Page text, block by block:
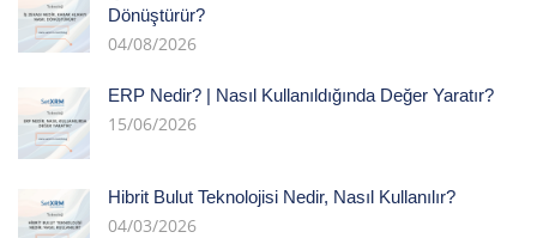
Dönüştürür?
04/08/2026
ERP Nedir? | Nasıl Kullanıldığında Değer Yaratır?
15/06/2026
Hibrit Bulut Teknolojisi Nedir, Nasıl Kullanılır?
04/03/2026